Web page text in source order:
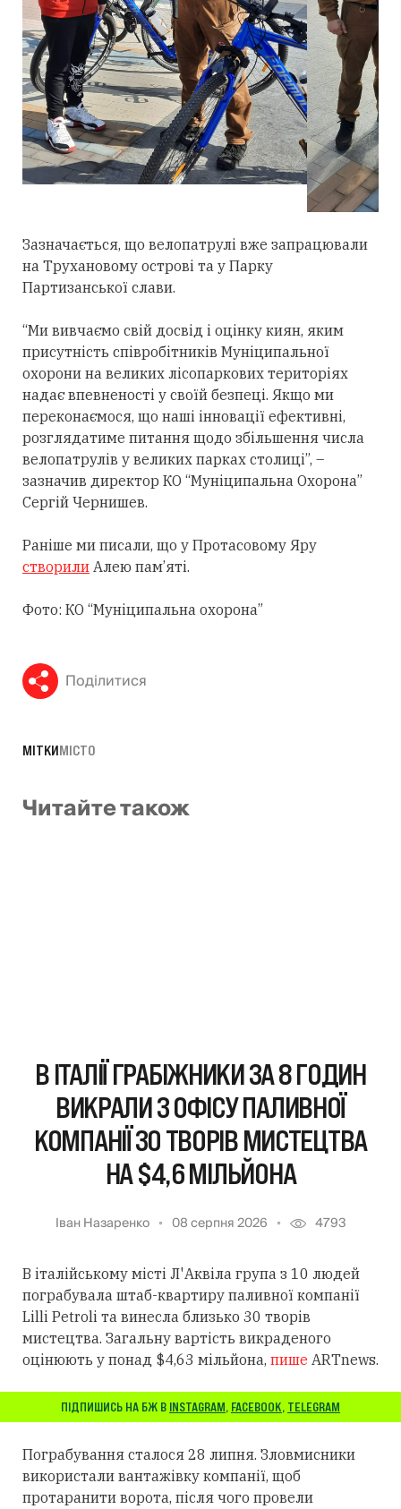
Зазначається, що велопатрулі вже запрацювали
на Трухановому острові та у Парку
Партизанської слави.
“Ми вивчаємо свій досвід і оцінку киян, яким
присутність співробітників Муніципальної
охорони на великих лісопаркових територіях
надає впевненості у своїй безпеці. Якщо ми
переконаємося, що наші інновації ефективні,
розглядатиме питання щодо збільшення числа
велопатрулів у великих парках столиці”, –
зазначив директор КО “Муніципальна Охорона”
Сергій Чернишев.
Раніше ми писали, що у Протасовому Яру
створили Алею пам’яті.
Фото: КО “Муніципальна охорона”
Поділитися
МІТКИМІСТО
Читайте також
В ІТАЛІЇ ГРАБІЖНИКИ ЗА 8 ГОДИН
ВИКРАЛИ З ОФІСУ ПАЛИВНОЇ
КОМПАНІЇ 30 ТВОРІВ МИСТЕЦТВА
НА $4,6 МІЛЬЙОНА
Іван Назаренко 08 серпня 2026 4793
В італійському місті Л'Аквіла група з 10 людей
пограбувала штаб-квартиру паливної компанії
Lilli Petroli та винесла близько 30 творів
мистецтва. Загальну вартість викраденого
оцінюють у понад $4,63 мільйона, пише ARTnews.
ПІДПИШИСЬ НА БЖ В INSTAGRAM, FACEBOOK, TELEGRAM
Пограбування сталося 28 липня. Зловмисники
використали вантажівку компанії, щоб
протаранити ворота, після чого провели